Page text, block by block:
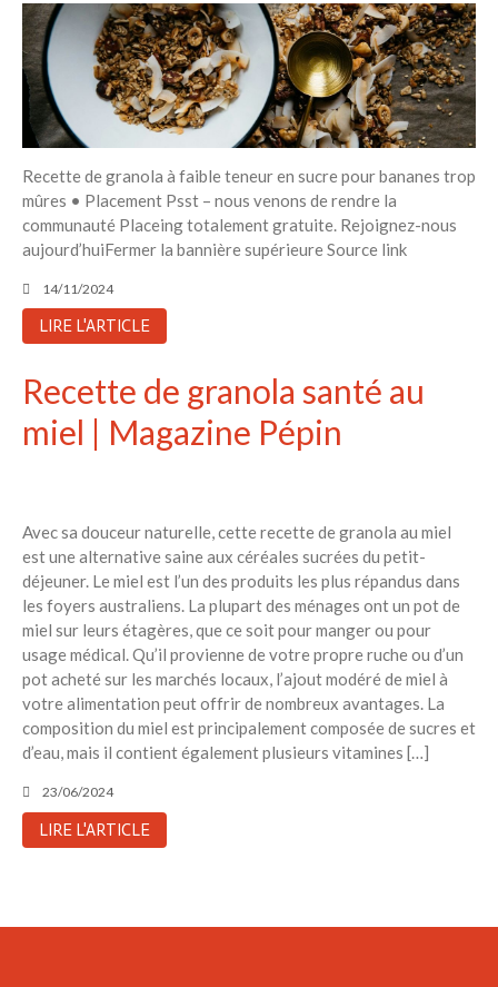
Recette de granola à faible teneur en sucre pour bananes trop
mûres • Placement Psst – nous venons de rendre la
communauté Placeing totalement gratuite. Rejoignez-nous
aujourd’huiFermer la bannière supérieure Source link
14/11/2024
LIRE L'ARTICLE
Recette de granola santé au
miel | Magazine Pépin
Avec sa douceur naturelle, cette recette de granola au miel
est une alternative saine aux céréales sucrées du petit-
déjeuner. Le miel est l’un des produits les plus répandus dans
les foyers australiens. La plupart des ménages ont un pot de
miel sur leurs étagères, que ce soit pour manger ou pour
usage médical. Qu’il provienne de votre propre ruche ou d’un
pot acheté sur les marchés locaux, l’ajout modéré de miel à
votre alimentation peut offrir de nombreux avantages. La
composition du miel est principalement composée de sucres et
d’eau, mais il contient également plusieurs vitamines […]
23/06/2024
LIRE L'ARTICLE